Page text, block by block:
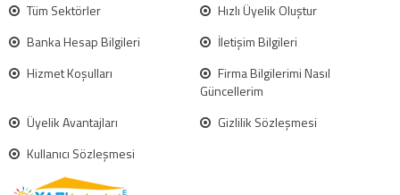
Tüm Sektörler
Hızlı Üyelik Oluştur
Banka Hesap Bilgileri
İletişim Bilgileri
Hizmet Koşulları
Firma Bilgilerimi Nasıl
Güncellerim
Üyelik Avantajları
Gizlilik Sözleşmesi
Kullanıcı Sözleşmesi